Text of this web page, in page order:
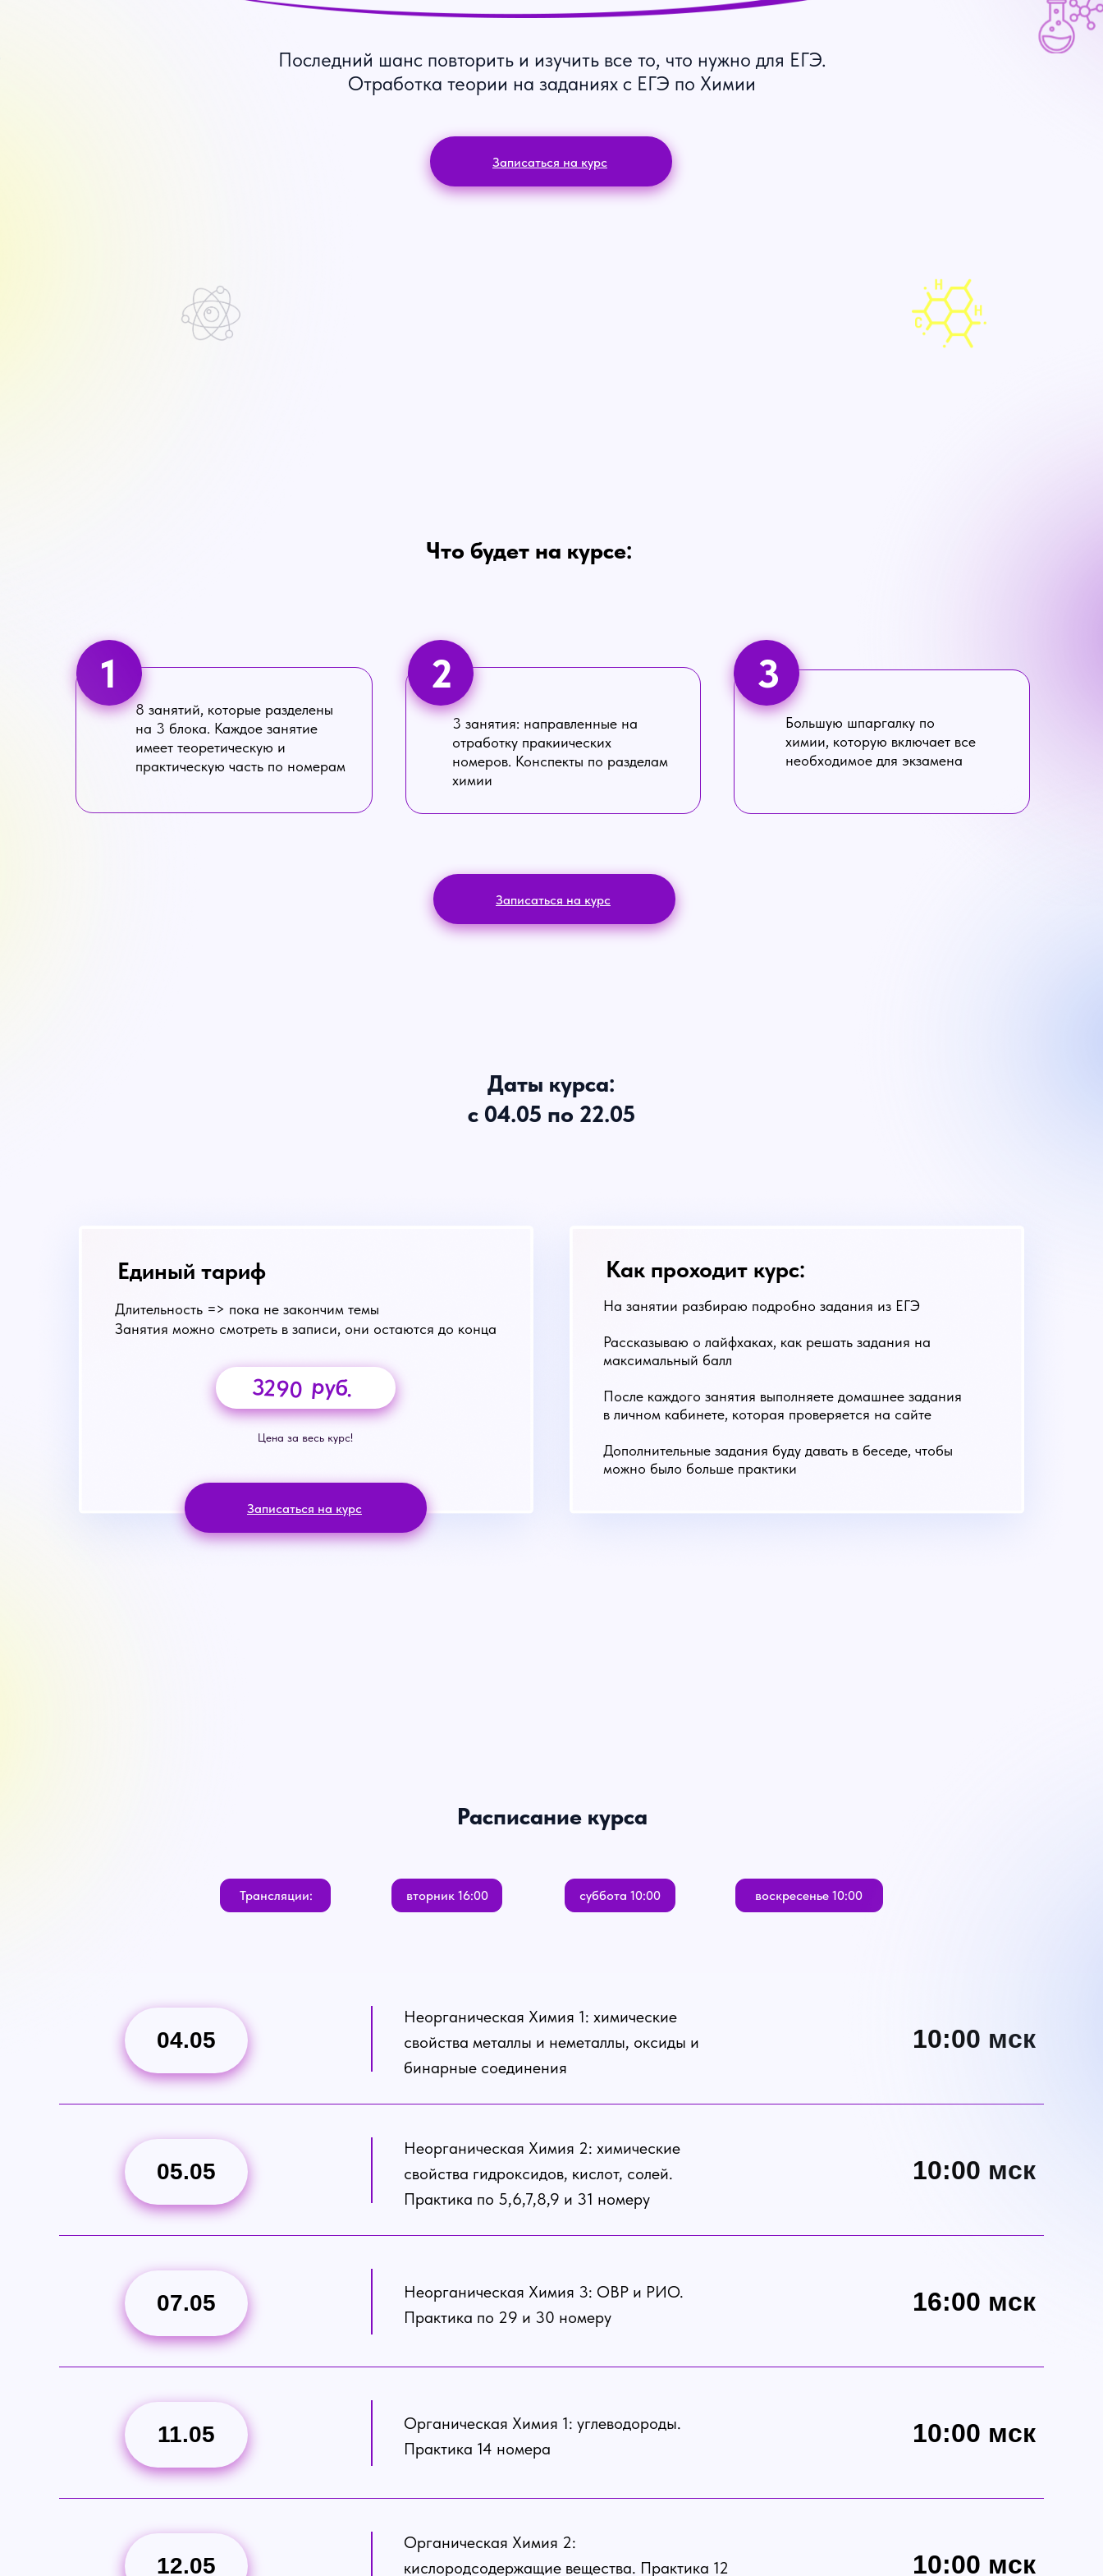
Последний шанс повторить и изучить все то, что нужно для ЕГЭ.
Отработка теории на заданиях с ЕГЭ по Химии
Записаться на курс
Что будет на курсе:
8 занятий, которые разделены
на 3 блока. Каждое занятие
имеет теоретическую и
практическую часть по номерам
1
3 занятия: направленные на
отработку пракиических
номеров. Конспекты по разделам
химии
2
Большую шпаргалку по
химии, которую включает все
необходимое для экзамена
3
Записаться на курс
Даты курса:
с 04.05 по 22.05
Записаться на курс
Единый тариф
Длительность => пока не закончим темы
Занятия можно смотреть в записи, они остаются до конца
Цена за весь курс!
руб.
3290
На занятии разбираю подробно задания из ЕГЭ
Рассказываю о лайфхаках, как решать задания на
максимальный балл
После каждого занятия выполняете домашнее задания
в личном кабинете, которая проверяется на сайте
Дополнительные задания буду давать в беседе, чтобы
можно было больше практики
Как проходит курс:
Расписание курса
суббота 10:00 воскресенье 10:00
вторник 16:00
Трансляции:
04.05
Неорганическая Химия 1: химические
свойства металлы и неметаллы, оксиды и
бинарные соединения
10:00 мск
05.05
Неорганическая Химия 2: химические
свойства гидроксидов, кислот, солей.
Практика по 5,6,7,8,9 и 31 номеру
10:00 мск
07.05
Неорганическая Химия 3: ОВР и РИО.
Практика по 29 и 30 номеру
16:00 мск
11.05
Органическая Химия 1: углеводороды.
Практика 14 номера
10:00 мск
12.05
Органическая Химия 2:
кислородсодержащие вещества. Практика 12
10:00 мск